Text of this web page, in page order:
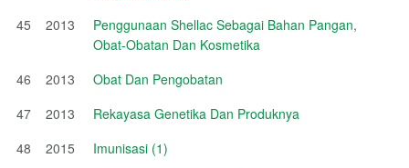
45
2013
Penggunaan Shellac Sebagai Bahan Pangan,
Obat-Obatan Dan Kosmetika
46
2013
Obat Dan Pengobatan
47
2013
Rekayasa Genetika Dan Produknya
48
2015
Imunisasi (1)